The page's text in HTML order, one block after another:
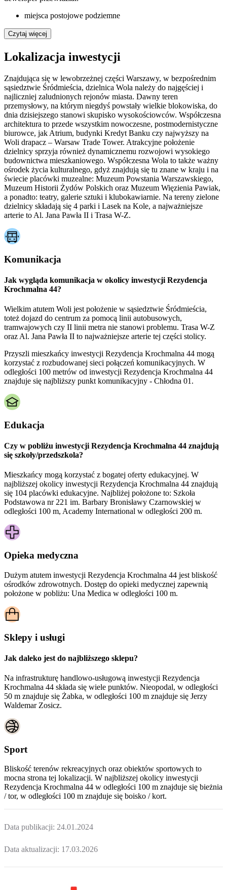
miejsca postojowe podziemne
Czytaj więcej
Lokalizacja inwestycji
Znajdująca się w lewobrzeżnej części Warszawy, w bezpośrednim
sąsiedztwie Śródmieścia, dzielnica Wola należy do najgęściej i
najliczniej zaludnionych rejonów miasta. Dawny teren
przemysłowy, na którym niegdyś powstały wielkie blokowiska, do
dnia dzisiejszego stanowi skupisko wysokościowców. Współczesna
architektura to przede wszystkim nowoczesne, postmodernistyczne
biurowce, jak Atrium, budynki Kredyt Banku czy najwyższy na
Woli drapacz – Warsaw Trade Tower. Atrakcyjne położenie
dzielnicy sprzyja również dynamicznemu rozwojowi wysokiego
budownictwa mieszkaniowego. Współczesna Wola to także ważny
ośrodek życia kulturalnego, gdyż znajdują się tu znane w kraju i na
świecie placówki muzealne: Muzeum Powstania Warszawskiego,
Muzeum Historii Żydów Polskich oraz Muzeum Więzienia Pawiak,
a ponadto: teatry, galerie sztuki i klubokawiarnie. Na tereny zielone
dzielnicy składają się 4 parki i Lasek na Kole, a najważniejsze
arterie to Al. Jana Pawła II i Trasa W-Z.
Komunikacja
Jak wygląda komunikacja w okolicy inwestycji Rezydencja
Krochmalna 44?
Wielkim atutem Woli jest położenie w sąsiedztwie Śródmieścia,
toteż dojazd do centrum za pomocą linii autobusowych,
tramwajowych czy II linii metra nie stanowi problemu. Trasa W-Z
oraz Al. Jana Pawła II to najważniejsze arterie tej części stolicy.
Przyszli mieszkańcy inwestycji Rezydencja Krochmalna 44 mogą
korzystać z rozbudowanej sieci połączeń komunikacyjnych. W
odległości 100 metrów od inwestycji Rezydencja Krochmalna 44
znajduje się najbliższy punkt komunikacyjny - Chłodna 01.
Edukacja
Czy w pobliżu inwestycji Rezydencja Krochmalna 44 znajdują
się szkoły/przedszkola?
Mieszkańcy mogą korzystać z bogatej oferty edukacyjnej. W
najbliższej okolicy inwestycji Rezydencja Krochmalna 44 znajdują
się 104 placówki edukacyjne. Najbliżej położone to: Szkoła
Podstawowa nr 221 im. Barbary Bronisławy Czarnowskiej w
odległości 100 m, Academy International w odległości 200 m.
Opieka medyczna
Dużym atutem inwestycji Rezydencja Krochmalna 44 jest bliskość
ośrodków zdrowotnych. Dostęp do opieki medycznej zapewnią
położone w pobliżu: Una Medica w odległości 100 m.
Sklepy i usługi
Jak daleko jest do najbliższego sklepu?
Na infrastrukturę handlowo-usługową inwestycji Rezydencja
Krochmalna 44 składa się wiele punktów. Nieopodal, w odległości
50 m znajduje się Żabka, w odległości 100 m znajduje się Jerzy
Waldemar Zosicz.
Sport
Bliskość terenów rekreacyjnych oraz obiektów sportowych to
mocna strona tej lokalizacji. W najbliższej okolicy inwestycji
Rezydencja Krochmalna 44 w odległości 100 m znajduje się bieżnia
/ tor, w odległości 100 m znajduje się boisko / kort.
Data publikacji: 24.01.2024
Data aktualizacji: 17.03.2026